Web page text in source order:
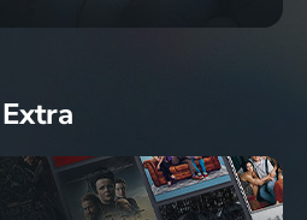
Extra